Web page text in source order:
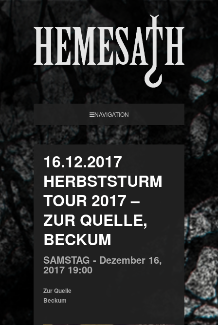
NAVIGATION
16.12.2017
HERBSTSTURM
TOUR 2017 –
ZUR QUELLE,
BECKUM
SAMSTAG - Dezember 16,
2017 19:00
Zur Quelle
Beckum